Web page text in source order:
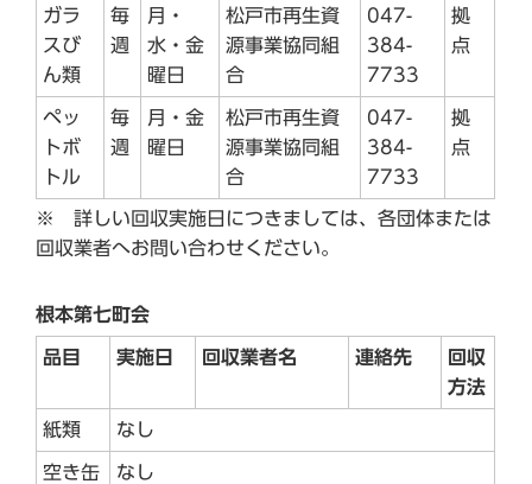
ガラ
スび
ん類
毎
週
月・
水・金
曜日
松戸市再生資
源事業協同組
合
047-
384-
7733
拠
点
ペッ
トボ
トル
毎
週
月・金
曜日
松戸市再生資
源事業協同組
合
047-
384-
7733
拠
点
※ 詳しい回収実施日につきましては、各団体または
回収業者へお問い合わせください。
根本第七町会
品目 実施日 回収業者名 連絡先
回収
方法
紙類 なし
空き缶 なし